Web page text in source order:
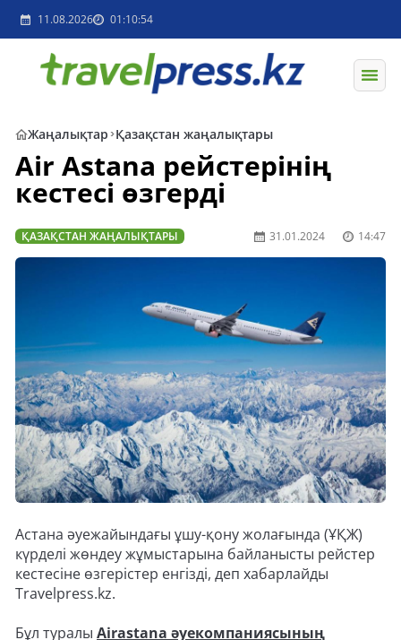
11.08.2026 01:10:54
Жаңалықтар Қазақстан жаңалықтары
Air Astana рейстерінің
кестесі өзгерді
ҚАЗАҚСТАН ЖАҢАЛЫҚТАРЫ 31.01.2024 14:47
Астана әуежайындағы ұшу-қону жолағында (ҰҚЖ)
күрделі жөндеу жұмыстарына байланысты рейстер
кестесіне өзгерістер енгізді, деп хабарлайды
Travelpress.kz.
Бұл туралы Airastana әуекомпаниясының